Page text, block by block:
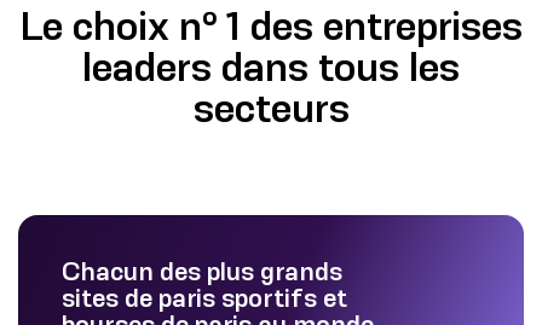
Le choix n° 1 des entreprises
leaders dans tous les
secteurs
Chacun des plus grands
sites de paris sportifs et